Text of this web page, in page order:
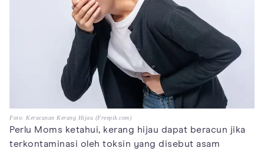
Foto: Keracunan Kerang Hijau (Freepik.com)
Perlu Moms ketahui, kerang hijau dapat beracun jika
terkontaminasi oleh toksin yang disebut asam